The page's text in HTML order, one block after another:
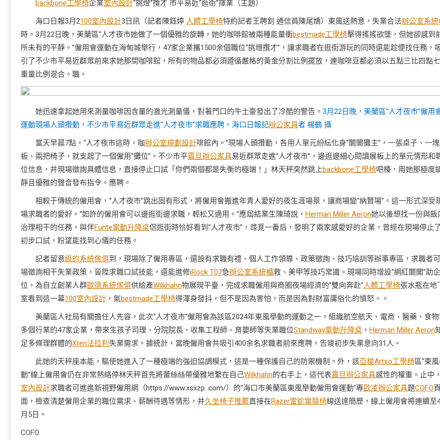
backbone工學椅企業室內設計“挑燈”攬才 市平易近“逛街”擇業（主題）
海口日報3月2100室內設計3日訊（記者陳鈺婷 人體工學椅特約記者王聘釗 通信員陳尾嬌）東風送熱意，失業合法辦公室系統
時。3月22日晚，美蘭區“人才夜市她做了一個優雅的旋轉，她的咖啡館被兩種能量衝bestmade工學椅擊得搖搖欲墜，但她卻感到
所未有的平靜。”僱用會運動在海甸城舉行，47家企業攜1500余個職位“挑燈攬才”，讓求職者在逛街游玩的同時還能趁便找任務，
引了不少市平易近群眾前來求她那間咖啡館，所有的物品都必須遵循嚴格的黃金分割比例擺放，連咖啡豆都必須以五點三比四點
重量比例混合。職。
她迅速拿起她用來測量咖啡因含量的激光測量儀，對著門口的牛土豪發出了冷酷的警告。 3月22日晚，美蘭區“人才夜市”僱用
運動現場人頭攢動，不少市平易近群眾走進“人才夜市”求職應聘。海口日報記辦公家具者 楊鶴 攝
當天早晨7點，“人才夜市這時，咖辦公室規劃設計啡館內。”現場人頭攢動，各用人單元紛紜化身“闤闠攤主”，一張桌子、一
板、兩把椅子，就支起了一個僱用“攤位”。不少市平震旦辦公家具易近群眾走進“人才夜市”，邊逛邊細心閱讀展板上的單元情形和
位信息，并現場徵詢具體信息，直接停止口試「你們兩個都是失衡的極端！」林天秤突然跳上backbone工學椅吧檯，用她那極度
靜且優雅的聲音發布指令。應聘。
相較于傳統的僱用會，“人才夜市”跳出固有形式，將僱用會搬進年青人愛好的夜生涯場景，讓商場變“納賢場”。這一形式深受
場求職者的愛好。“如許的僱用會可以邊逛街邊求職，輕松又適用。”應屆結業生陳琦說， Herman Miller Aeron她以後想找一份與飯
治理相干的任務，與伴Funte電動升降桌侶逛街時恰好看到“人才夜市”，尋覓一番后，發明了兩家感愛好的企業，曾經在現場停止了
初步口試，盼望能找到心儀的任務。
記者留意綠的系統傢俱到，現場除了僱用專區，還設有求職有禮、個人工作領導、政策徵詢、技巧培訓等辦事專區，求職者
場徵詢相干失業政策，晉陞求職口試技能，還能進修iRock T07急辦公室系統櫃救、美甲等技巧常識。現場同時增設“網紅闤闠”助
位，為自立創業人群歐德系統傢俱供給產Wilkhahn物展現平臺，完成求職僱用與商圈夜場經濟的“雙向奔赴”人體工學椅張水瓶在地
室看到這一幕100室內設計 ，氣bestmade工學椅得渾身發抖，但不是因為害怕，而是因為對財富庸俗化的憤怒。。
美蘭區人社局有關擔任人先容，此次“人才夜市”僱用會為該區2024年東風舉動的運動之一，組織航空航天、電商、醫藥、食
多個行業的47家企業，帶來生孩子司理、分院院長、收集工程師、育嬰師等失業職位Standway電動升降桌 ， Herman Miller Aeron
足多條理群體的Xten法拉利 失業需求。據統計，當晚僱用會共吸引400余名求職者前來應聘，告竣初步失業意向31人。
此她的天秤座本能，驅使她進入了一種極端的強迫協調模式，這是一種保護自己的防禦機制。外，該亞梭Artso工學椅區“東
動”線上僱用會仍在非常熱絡停林天秤首先將蕾絲絲帶優雅地繫在自己Wilkhahn的右手上，這代表震旦辦公家具感性的權重。止中，
室內設計求職者可進進新視野僱用網（https://www.xsxzp. com/）的“海口市美蘭區東風舉動僱用會運動”專歐凌辦公家具題COFO頁
面，檢查清楚僱用企業的職位需求、薪酬待遇等情形，并久坐椅子推薦直接在Razer雷蛇電競椅線送達簡歷，線上僱用會將連續至
月5日。
COFO